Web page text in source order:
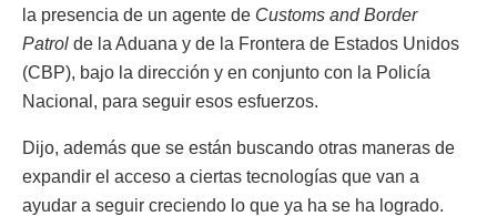
la presencia de un agente de Customs and Border
Patrol de la Aduana y de la Frontera de Estados Unidos
(CBP), bajo la dirección y en conjunto con la Policía
Nacional, para seguir esos esfuerzos.
Dijo, además que se están buscando otras maneras de
expandir el acceso a ciertas tecnologías que van a
ayudar a seguir creciendo lo que ya ha se ha logrado.